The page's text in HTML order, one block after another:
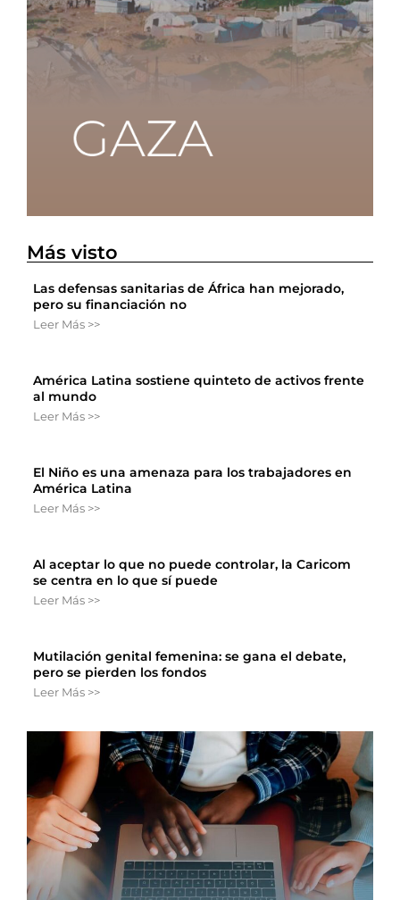
Más visto
Las defensas sanitarias de África han mejorado,
pero su financiación no
Leer Más >>
América Latina sostiene quinteto de activos frente
al mundo
Leer Más >>
El Niño es una amenaza para los trabajadores en
América Latina
Leer Más >>
Al aceptar lo que no puede controlar, la Caricom
se centra en lo que sí puede
Leer Más >>
Mutilación genital femenina: se gana el debate,
pero se pierden los fondos
Leer Más >>